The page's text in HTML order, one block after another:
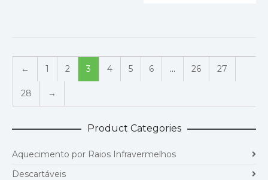
← 1 2 3 4 5 6 … 26 27
28 →
Product Categories
Aquecimento por Raios Infravermelhos
Descartáveis